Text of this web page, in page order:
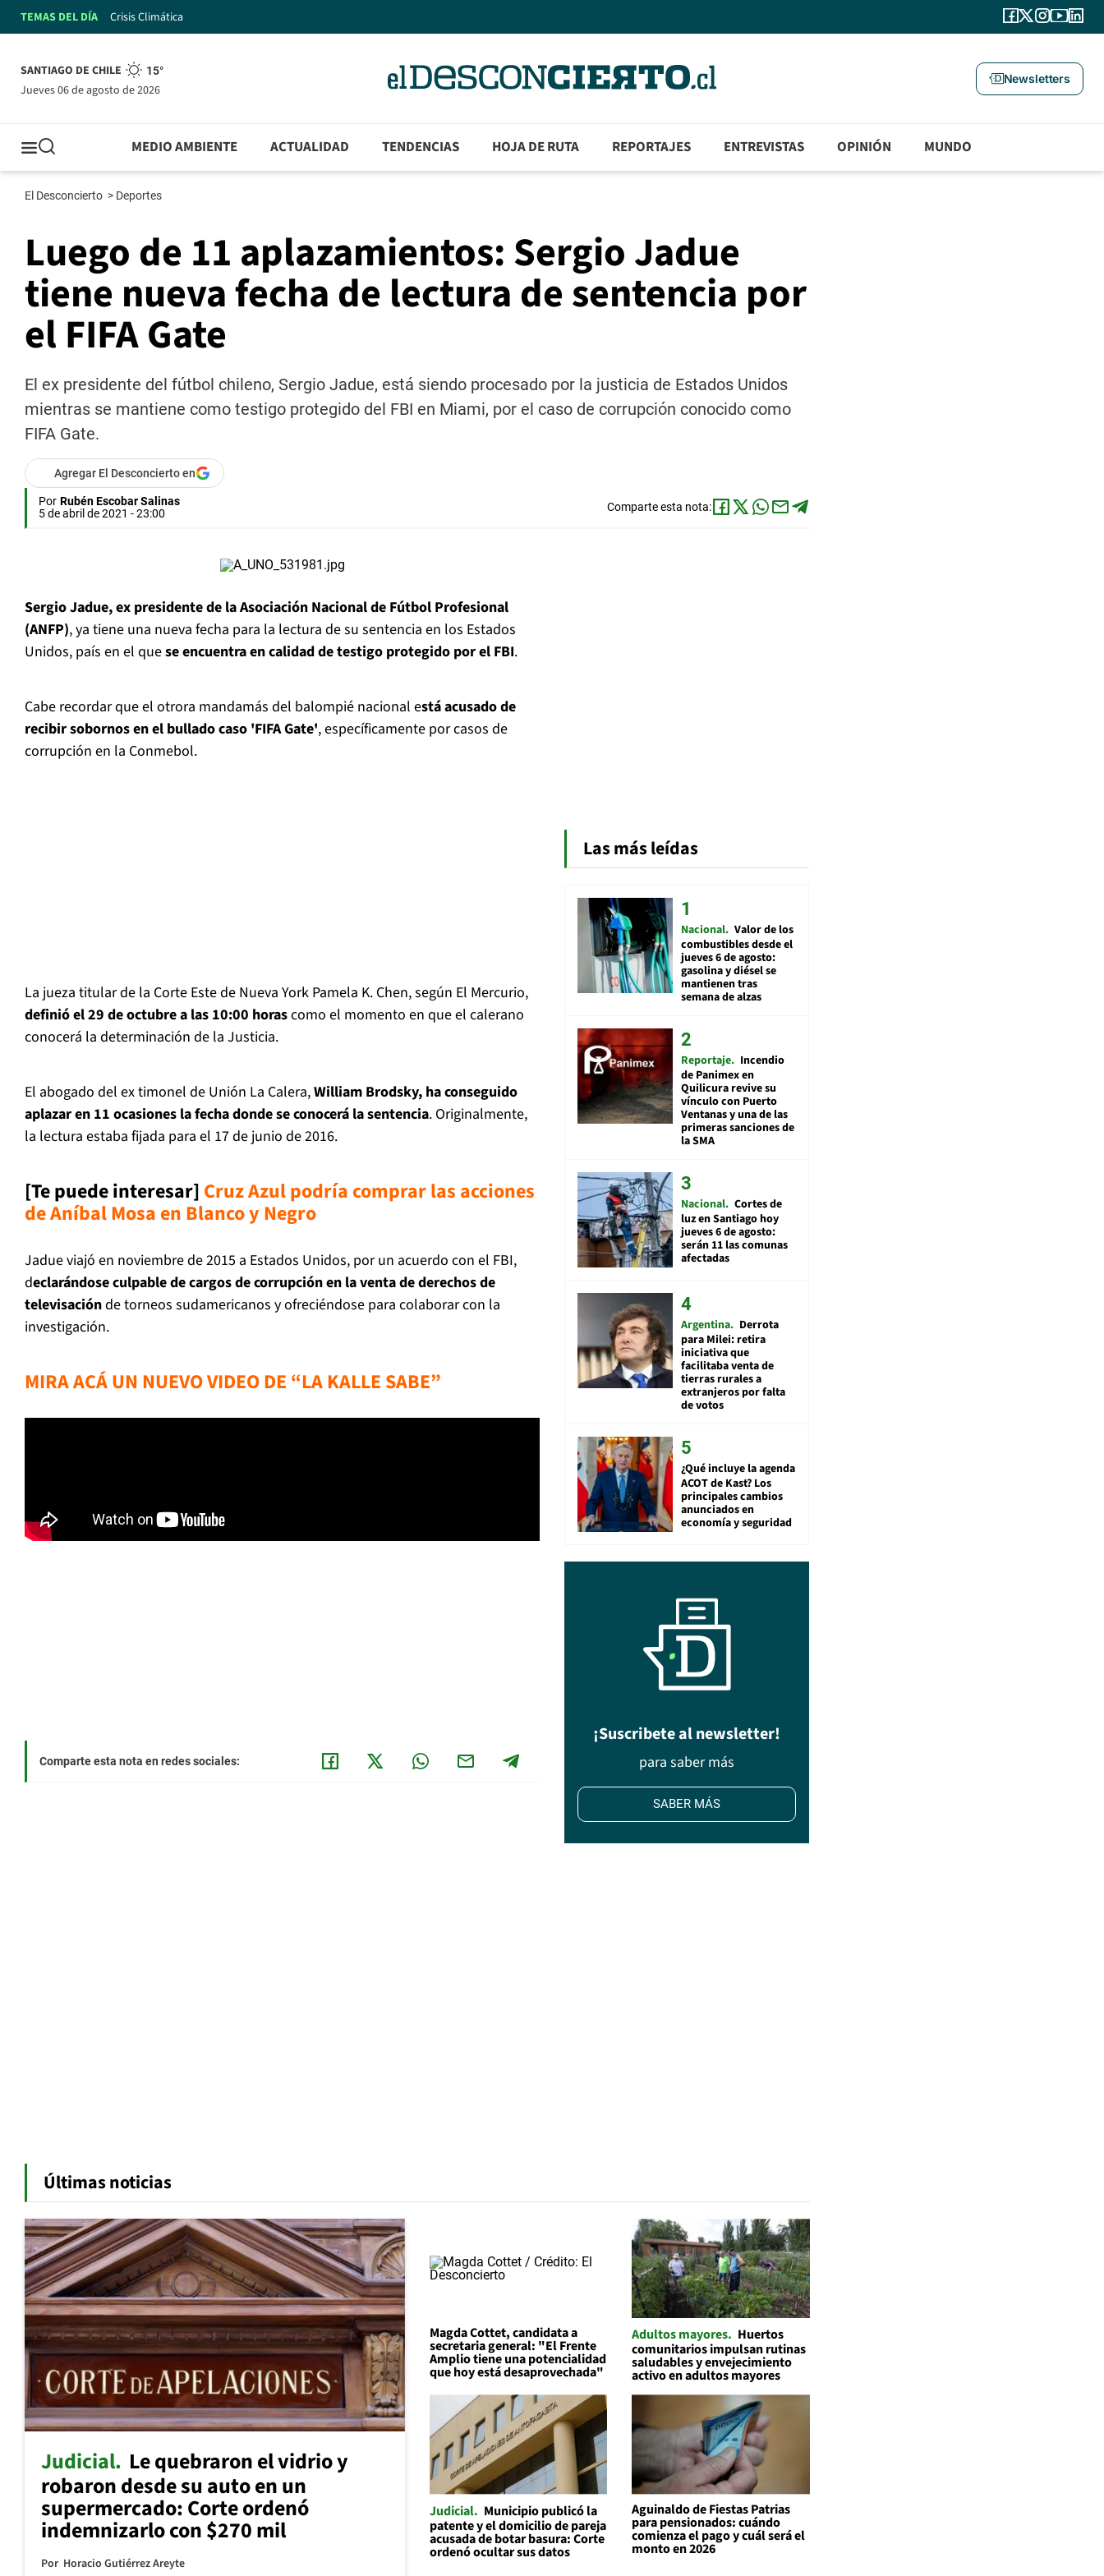
TEMAS DEL DÍA Crisis Climática
SANTIAGO DE CHILE 15°
jueves 06 de agosto de 2026
Newsletters
MEDIO AMBIENTE ACTUALIDAD TENDENCIAS HOJA DE RUTA REPORTAJES ENTREVISTAS OPINIÓN MUNDO
El Desconcierto > Deportes
Luego de 11 aplazamientos: Sergio Jadue
tiene nueva fecha de lectura de sentencia por
el FIFA Gate
El ex presidente del fútbol chileno, Sergio Jadue, está siendo procesado por la justicia de Estados Unidos
mientras se mantiene como testigo protegido del FBI en Miami, por el caso de corrupción conocido como
FIFA Gate.
Agregar El Desconcierto en
Por Rubén Escobar Salinas
5 de abril de 2021 - 23:00
Comparte esta nota:
Sergio Jadue, ex presidente de la Asociación Nacional de Fútbol Profesional
(ANFP), ya tiene una nueva fecha para la lectura de su sentencia en los Estados
Unidos, país en el quese encuentra en calidad de testigo protegido por el FBI.
Cabe recordar que el otrora mandamás del balompié nacional está acusado de
recibir sobornos en el bullado caso 'FIFA Gate', específicamente por casos de
corrupción en la Conmebol.
La jueza titular de la Corte Este de Nueva York Pamela K. Chen, según El Mercurio,
definió el 29 de octubre a las 10:00 horascomo el momento en que el calerano
conocerá la determinación de la Justicia.
El abogado del ex timonel de Unión La Calera,William Brodsky, ha conseguido
aplazar en 11 ocasiones la fecha donde se conocerá la sentencia. Originalmente,
la lectura estaba fijada para el 17 de junio de 2016.
[Te puede interesar] Cruz Azul podría comprar las acciones
de Aníbal Mosa en Blanco y Negro
Jadue viajó en noviembre de 2015 a Estados Unidos, por un acuerdo con el FBI,
declarándose culpable de cargos de corrupción en la venta de derechos de
televisaciónde torneos sudamericanos y ofreciéndose para colaborar con la
investigación.
MIRA ACÁ UN NUEVO VIDEO DE “LA KALLE SABE”
Comparte esta nota en redes sociales:
Las más leídas
Nacional Valor de los
combustibles desde el
jueves 6 de agosto:
gasolina y diésel se
mantienen tras
semana de alzas
Reportaje Incendio
de Panimex en
Quilicura revive su
vínculo con Puerto
Ventanas y una de las
primeras sanciones de
la SMA
Nacional Cortes de
luz en Santiago hoy
jueves 6 de agosto:
serán 11 las comunas
afectadas
Argentina Derrota
para Milei: retira
iniciativa que
facilitaba venta de
tierras rurales a
extranjeros por falta
de votos
¿Qué incluye la agenda
ACOT de Kast? Los
principales cambios
anunciados en
economía y seguridad
¡Suscribete al newsletter!
para saber más
SABER MÁS
Últimas noticias
Judicial Le quebraron el vidrio y
robaron desde su auto en un
supermercado: Corte ordenó
indemnizarlo con $270 mil
Por Horacio Gutiérrez Areyte
Magda Cottet, candidata a
secretaria general: "El Frente
Amplio tiene una potencialidad
que hoy está desaprovechada"
Adultos mayores Huertos
comunitarios impulsan rutinas
saludables y envejecimiento
activo en adultos mayores
Judicial
Municipio publicó la
patente y el domicilio de pareja
acusada de botar basura: Corte
ordenó ocultar sus datos
Aguinaldo de Fiestas Patrias
para pensionados: cuándo
comienza el pago y cuál será el
monto en 2026